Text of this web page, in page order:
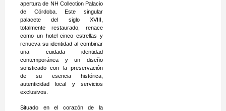
apertura de NH Collection Palacio
de Córdoba. Este singular
palacete del siglo XVIII,
totalmente restaurado, renace
como un hotel cinco estrellas y
renueva su identidad al combinar
una cuidada identidad
contemporánea y un diseño
sofisticado con la preservación
de su esencia histórica,
autenticidad local y servicios
exclusivos.
Situado en el corazón de la